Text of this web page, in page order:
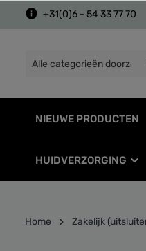
+31(0)6 - 54 33 77 70
NIEUWE PRODUCTEN
HUIDVERZORGING
Home Zakelijk